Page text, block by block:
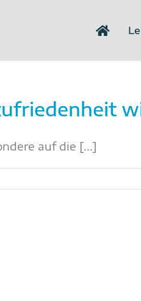
auf die [...]